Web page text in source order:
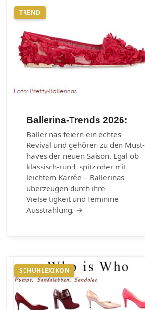
TREND
Ballerina-Trends 2026:
Ballerinas feiern ein echtes
Revival und gehören zu den Must-
haves der neuen Saison. Egal ob
klassisch-rund, spitz oder mit
leichtem Karrée – Ballerinas
überzeugen durch ihre
Vielseitigkeit und feminine
Ausstrahlung. →
SCHUHLEXIKON